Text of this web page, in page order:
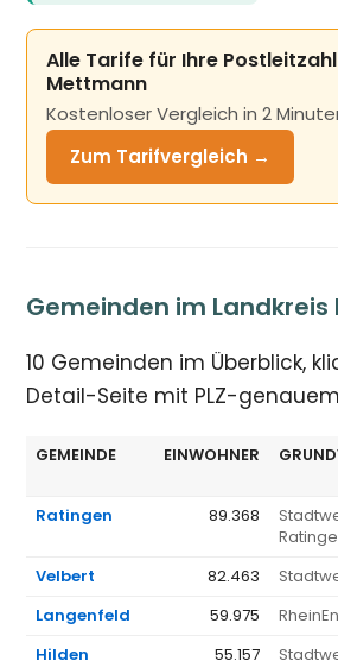
Alle Tarife für Ihre
Mettmann
Kostenloser Vergleich in 2
Zum Tarifvergleich →
Gemeinden im
10 Gemeinden im Überblick,
Detail-Seite mit PLZ-
GEMEINDE EINWOHNER
Ratingen 89.368
Velbert 82.463
Langenfeld
59.975
Hilden
55.157